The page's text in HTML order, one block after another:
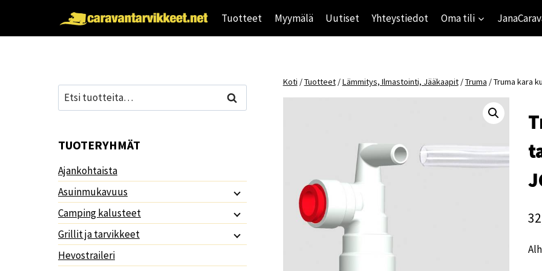
Tuotteet Myymälä Uutiset Yhteystiedot Oma tili
Koti /Tuotteet /Lämmitys, Ilmastointi, Jääkaapit /Truma /Truma kara
Etsi: Haku
TUOTERYHMÄT
Ajankohtaista
Asuinmukavuus
Camping kalusteet
Grillit ja tarvikkeet
Hevostraileri